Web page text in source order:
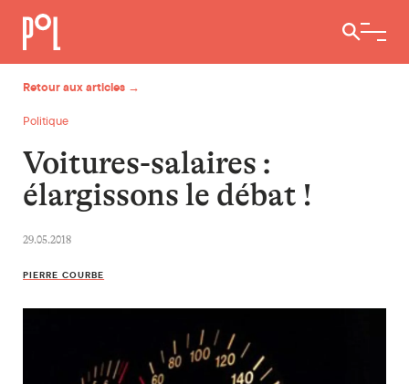
Ouvrir /
Retour aux articles →
Politique
Voitures-salaires :
élargissons le débat !
29.05.2018
PIERRE COURBE